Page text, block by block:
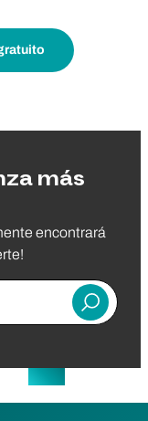
más
encontrará
Entregar